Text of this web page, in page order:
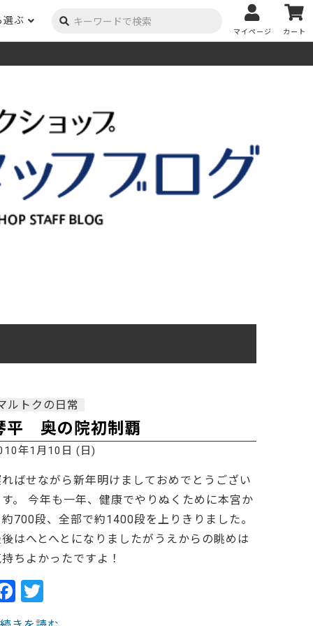
金物 木材の性質および価格帯チャート
DIYコンテスト
作品写真募集
木材辞典
m3PRODUCT
法人取引
ご利用ガイド
FAX注文用紙
問合せ
選ぶ
成材
ゴム（集成材のみ）
のみ）
メンピサン ビーチ
ケヤキ
ン
マイページ カート
ルトクの日常
平 奥の院初制覇
年1月10日 (日)
ばせながら新年明けましておめでとうござい
す。 今年も一年、健康でやりぬくために本宮か
約700段、全部で約1400段を上りきりました。
はへとへとになりましたがうえからの眺めは
ちよかったですよ！
F
a w